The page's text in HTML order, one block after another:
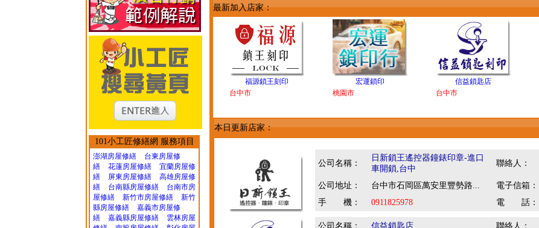
101小工匠修繕網 服務項目
澎湖房屋修繕
台東房屋修
繕
花蓮房屋修繕
宜蘭房屋修
繕
屏東房屋修繕
高雄房屋修
繕
台南縣房屋修繕
台南市房
屋修繕
新竹市房屋修繕
新竹
縣房屋修繕
嘉義市房屋修
繕
嘉義縣房屋修繕
雲林房屋
最新加入店家：
福源鎖王刻印
台中市
宏運鎖印
桃園市
信益鎖匙店
台中市
本日更新店家：
公司名稱：
日新鎖王遙控器鐘錶印章-進口
車開鎖,台中
聯絡人：
公司地址： 台中市石岡區萬安里豐勢路... 電子信箱：
手 機：
0911825978 電 話：
公司名稱： 信益鎖匙店 聯絡人：